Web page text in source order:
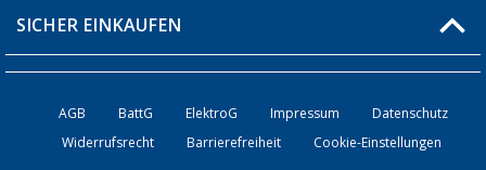
Bestellstatus
Kontakt
SICHER EINKAUFEN
AGB BattG ElektroG Impressum
Datenschutz
Widerrufsrecht
Barrierefreiheit Cookie-Einstellungen